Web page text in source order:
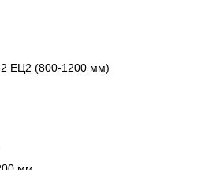
ЕЦ2 (800-1200 мм)